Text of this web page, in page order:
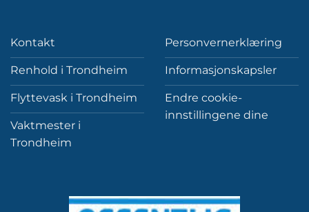
Kontakt
Renhold i Trondheim
Flyttevask i Trondheim
Vaktmester i
Trondheim
Personvernerklæring
Informasjonskapsler
Endre cookie-
innstillingene dine